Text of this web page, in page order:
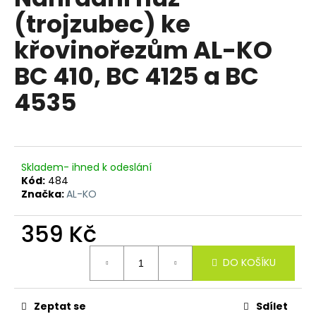
0,0
z
5
hvězdiček.
(trojzubec) ke
křovinořezům AL-KO
BC 410, BC 4125 a BC
4535
Skladem- ihned k odeslání
Kód: 484
Značka:AL-KO
359 Kč
DO KOŠÍKU
Zeptat se Sdílet
a
j
í
t
?
HLEDAT
D
o
r
u